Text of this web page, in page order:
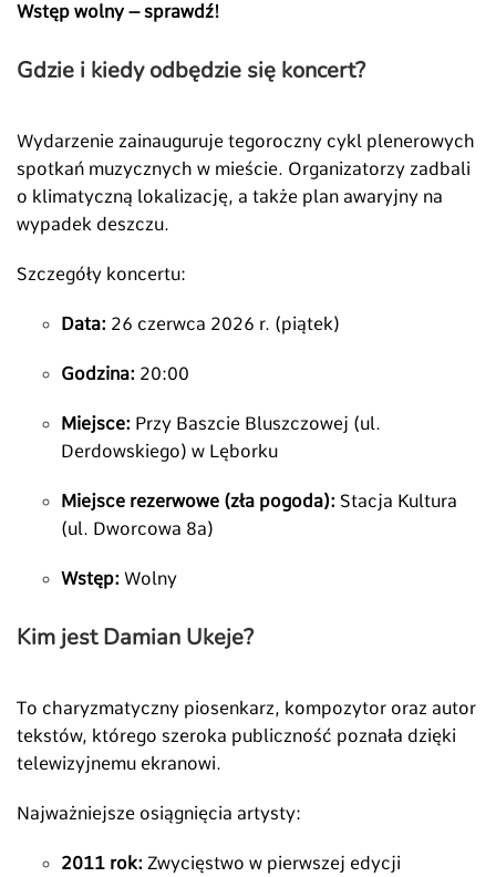
Wstęp wolny – sprawdź!
Gdzie i kiedy odbędzie się koncert?
Wydarzenie zainauguruje tegoroczny cykl plenerowych
spotkań muzycznych w mieście. Organizatorzy zadbali
o klimatyczną lokalizację, a także plan awaryjny na
wypadek deszczu.
Szczegóły koncertu:
Data: 26 czerwca 2026 r. (piątek)
Godzina: 20:00
Miejsce: Przy Baszcie Bluszczowej (ul.
Derdowskiego) w Lęborku
Miejsce rezerwowe (zła pogoda): Stacja Kultura
(ul. Dworcowa 8a)
Wstęp: Wolny
Kim jest Damian Ukeje?
To charyzmatyczny piosenkarz, kompozytor oraz autor
tekstów, którego szeroka publiczność poznała dzięki
telewizyjnemu ekranowi.
Najważniejsze osiągnięcia artysty:
2011 rok: Zwycięstwo w pierwszej edycji